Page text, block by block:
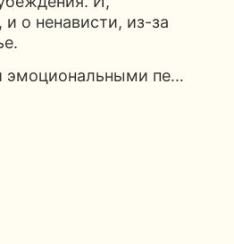
о ненависти, из-за
эмоциональными пе…